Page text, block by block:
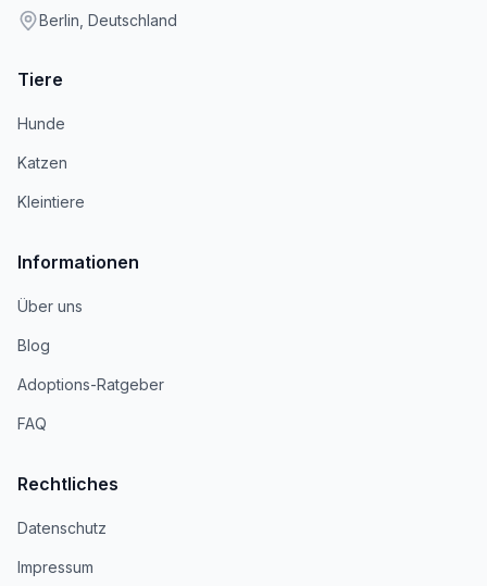
Berlin, Deutschland
Tiere
Hunde
Katzen
Kleintiere
Informationen
Über uns
Blog
Adoptions-Ratgeber
FAQ
Rechtliches
Datenschutz
Impressum